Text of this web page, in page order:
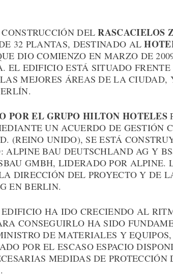
DEL RASCACIELOS
32 PLANTAS, DESTINADO AL
DIO COMIENZO EN MARZO DE
EL EDIFICIO ESTÁ SITUADO
MEJORES ÁREAS DE LA
POR EL GRUPO HILTON HOTELES
UN ACUERDO DE GESTIÓN
(REINO UNIDO), SE ESTÁ
ALPINE BAU DEUTSCHLAND AG Y
GMBH, LIDERADO POR ALPINE.
DIRECCIÓN DEL PROYECTO Y DE
EN BERLIN.
HA IDO CRECIENDO AL
CONSEGUIRLO HA SIDO
DE MATERIALES Y
POR EL ESCASO ESPACIO
MEDIDAS DE PROTECCIÓN